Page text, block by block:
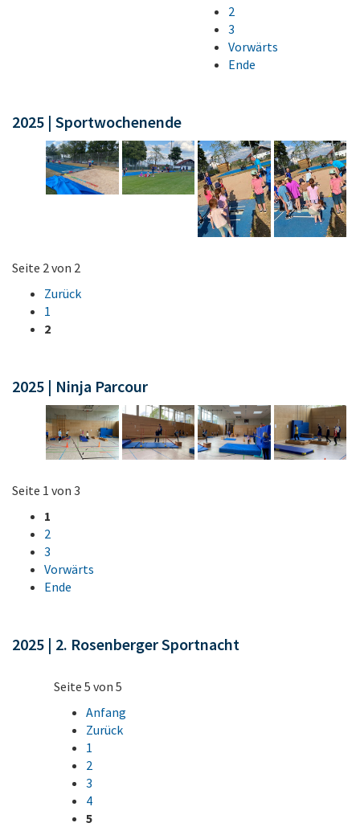
2
3
Vorwärts
Ende
2025 | Sportwochenende
Seite 2 von 2
Zurück
1
2
2025 | Ninja Parcour
Seite 1 von 3
1
2
3
Vorwärts
Ende
2025 | 2. Rosenberger Sportnacht
Seite 5 von 5
Anfang
Zurück
1
2
3
4
5